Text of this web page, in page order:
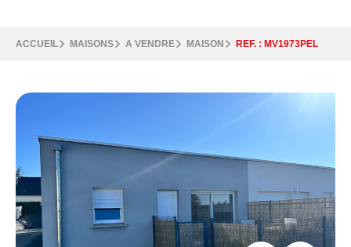
ACCUEIL MAISONS A VENDRE MAISON REF. : MV1973PEL